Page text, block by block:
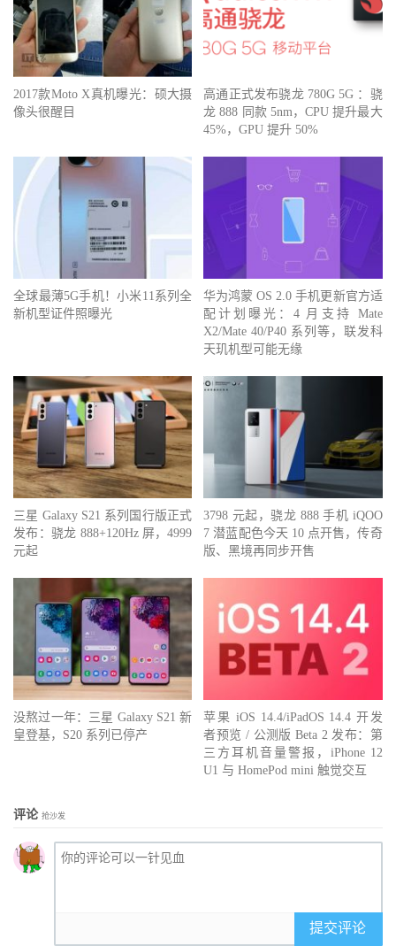
2017款Moto X真机曝光：硕大摄
像头很醒目
高通正式发布骁龙 780G 5G ：骁
龙 888 同款 5nm，CPU 提升最大
45%，GPU 提升 50%
全球最薄5G手机！小米11系列全
新机型证件照曝光
华为鸿蒙 OS 2.0 手机更新官方适
配计划曝光：4 月支持 Mate
X2/Mate 40/P40 系列等，联发科
天玑机型可能无缘
三星 Galaxy S21 系列国行版正式
发布：骁龙 888+120Hz 屏，4999
元起
3798 元起，骁龙 888 手机 iQOO
7 潜蓝配色今天 10 点开售，传奇
版、黑境再同步开售
没熬过一年：三星 Galaxy S21 新
皇登基，S20 系列已停产
苹果 iOS 14.4/iPadOS 14.4 开发
者预览 / 公测版 Beta 2 发布：第
三方耳机音量警报，iPhone 12
U1 与 HomePod mini 触觉交互
评论 抢沙发
提交评论